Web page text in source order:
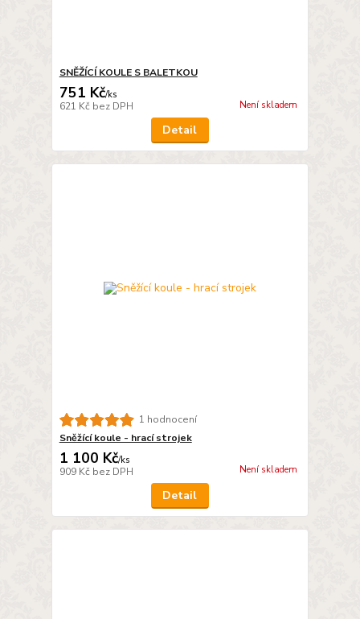
SNĚŽÍCÍ KOULE S BALETKOU
751 Kč/ks
621 Kč bez DPH Není skladem
Detail
1 hodnocení
Sněžící koule - hrací strojek
1 100 Kč/ks
909 Kč bez DPH Není skladem
Detail